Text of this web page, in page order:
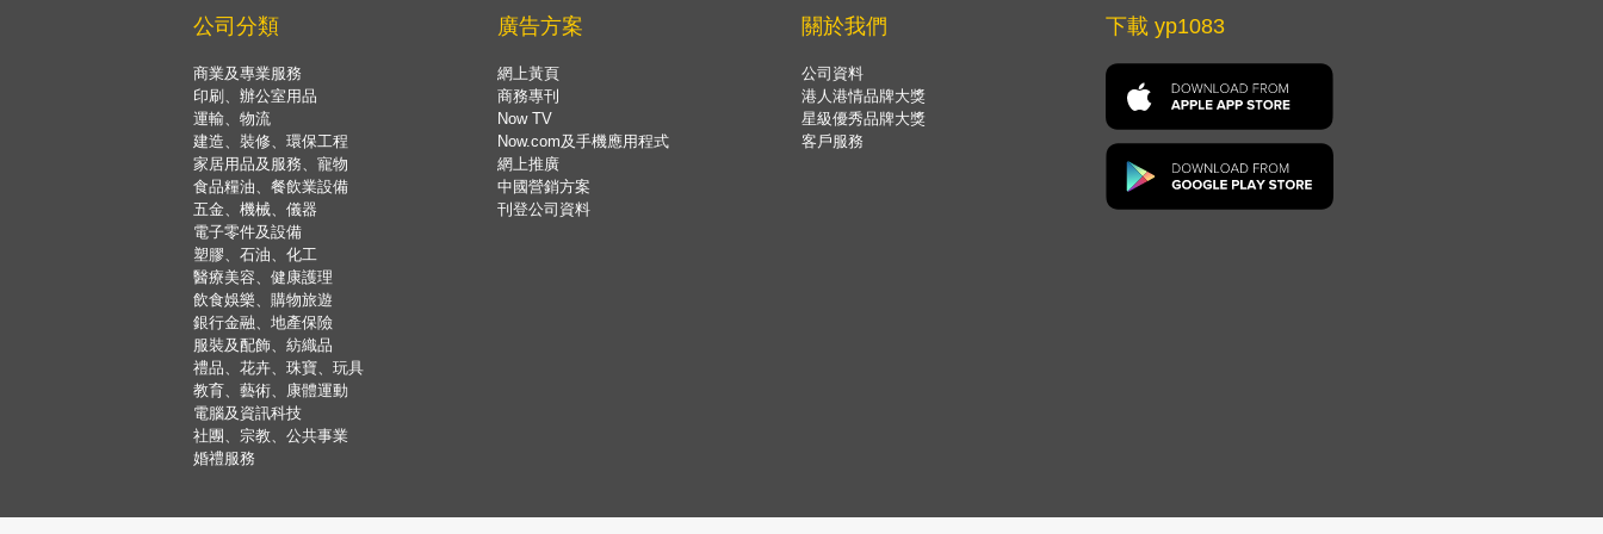
公司分類
商業及專業服務
印刷、辦公室用品
運輸、物流
建造、裝修、環保工程
家居用品及服務、寵物
食品糧油、餐飲業設備
五金、機械、儀器
電子零件及設備
塑膠、石油、化工
醫療美容、健康護理
飲食娛樂、購物旅遊
銀行金融、地產保險
服裝及配飾、紡織品
禮品、花卉、珠寶、玩具
教育、藝術、康體運動
電腦及資訊科技
社團、宗教、公共事業
婚禮服務
廣告方案
網上黃頁
商務專刊
Now TV
Now.com及手機應用程式
網上推廣
中國營銷方案
刊登公司資料
關於我們
公司資料
港人港情品牌大獎
星級優秀品牌大獎
客戶服務
下載 yp1083